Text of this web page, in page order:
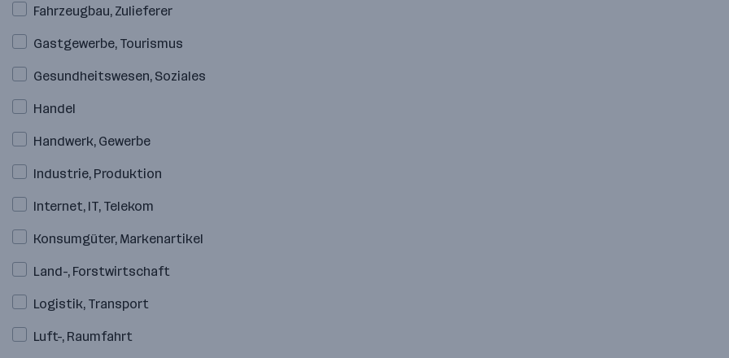
Fahrzeugbau, Zulieferer
Gastgewerbe, Tourismus
Gesundheitswesen, Soziales
Handel
Handwerk, Gewerbe
Industrie, Produktion
Internet, IT, Telekom
Konsumgüter, Markenartikel
Land-, Forstwirtschaft
Logistik, Transport
Luft-, Raumfahrt